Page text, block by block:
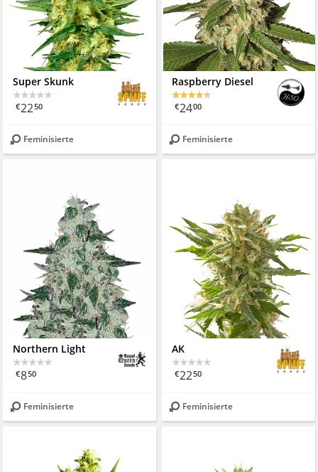
Super Skunk
€2250
Feminisierte
Raspberry Diesel
€2400
Feminisierte
Northern Light
€850
Feminisierte
AK
€2250
Feminisierte